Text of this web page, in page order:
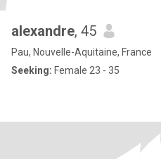
alexandre, 45
Pau, Nouvelle-Aquitaine, France
Seeking: Female 23 - 35